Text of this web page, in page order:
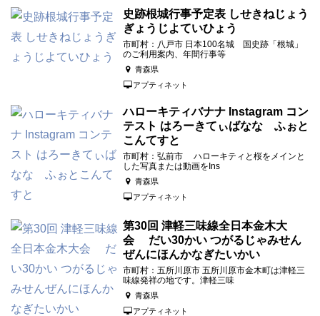
史跡根城行事予定表 しせきねじょう
ぎょうじよていひょう
市町村：八戸市 日本100名城 国史跡「根城」
のご利用案内、年間行事等
青森県
アプティネット
ハローキティバナナ Instagram コン
テスト はろーきてぃばなな ふぉと
こんてすと
市町村：弘前市 ハローキティと桜をメインと
した写真または動画をIns
青森県
アプティネット
第30回 津軽三味線全日本金木大
会 だい30かい つがるじゃみせん
ぜんにほんかなぎたいかい
市町村：五所川原市 五所川原市金木町は津軽三
味線発祥の地です。津軽三味
青森県
アプティネット